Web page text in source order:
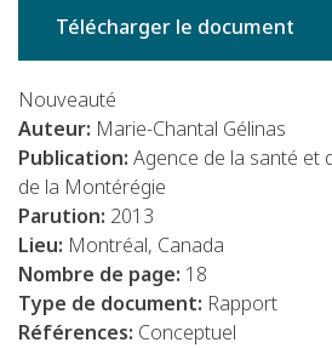
Télécharger le document
Nouveauté
Auteur: Marie-Chantal Gélinas
Publication: Agence de la santé et
de la Montérégie
Parution: 2013
Lieu: Montréal, Canada
Nombre de page: 18
Type de document: Rapport
Références: Conceptuel